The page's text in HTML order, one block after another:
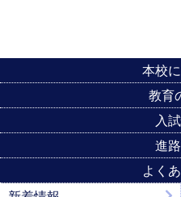
本校
教育
入
進
よく